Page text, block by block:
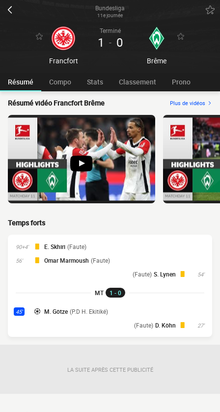
Bundesliga
11e journée
Francfort
Terminé
1 - 0
Brême
Résumé Compo Stats Classement Prono
Résumé vidéo Francfort Brême Plus de vidéos
Temps forts
90+4' E. Skhiri (Faute)
56' Omar Marmoush (Faute)
54'
S. Lynen
(Faute)
MT 1 - 0
45' M. Götze (P.D H. Ekitiké)
27'
D. Köhn
(Faute)
LA SUITE APRÈS CETTE PUBLICITÉ